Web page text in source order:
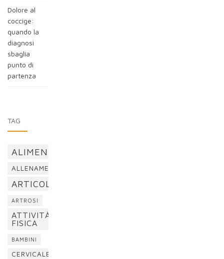
Dolore al
coccige:
quando la
diagnosi
sbaglia
punto di
partenza
TAG
ALIMENTAZIONE
ALLENAMENTO
ARTICOLAZIONI
ARTROSI
ATTIVITÀ
FISICA
BAMBINI
CERVICALE